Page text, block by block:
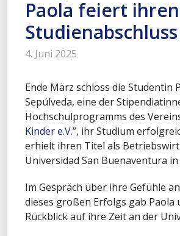
Paola feiert ihren
Studienabschluss
4. Juni 2025
Ende März schloss die Studentin
Sepúlveda, eine der
Hochschulprogramms des
Kinder e.V.”, ihr Studium
erhielt ihren Titel als
Universidad San Buenaventura in
Im Gespräch über ihre Gefühle
dieses großen Erfolgs gab Paola
Rückblick auf ihre Zeit an der